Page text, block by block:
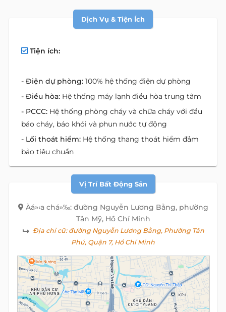
Dịch Vụ & Tiện Ích
Tiện ích:
- Điện dự phòng: 100% hệ thống điện dự phòng
- Điều hòa: Hệ thống máy lạnh điều hòa trung tâm
- PCCC: Hệ thống phòng cháy và chữa cháy với đầu
báo cháy, báo khói và phun nước tự động
- Lối thoát hiểm: Hệ thống thang thoát hiểm đảm
bảo tiêu chuẩn
Vị Trí Bất Động Sản
Äá»‹a chá»‰: đường Nguyễn Lương Bằng, phường
Tân Mỹ, Hồ Chí Minh
Địa chỉ cũ:đường Nguyễn Lương Bằng, Phường Tân
Phú, Quận 7, Hồ Chí Minh